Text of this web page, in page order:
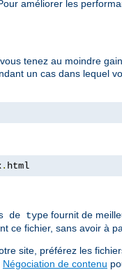
Pour améliorer les
tenez au moindre
un cas dans lequel
. html
de type fournit de
ce fichier, sans avoir à
site, préférez les
Négociation de contenu